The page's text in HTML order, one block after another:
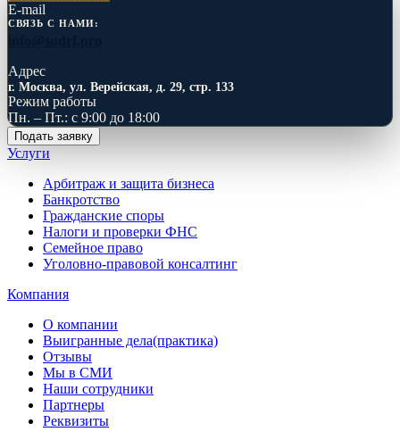
E-mail
СВЯЗЬ С НАМИ:
Адрес
г. Москва, ул. Верейская, д. 29, стр. 133
Режим работы
Пн. – Пт.: с 9:00 до 18:00
Подать заявку
Услуги
Арбитраж и защита бизнеса
Банкротство
Гражданские споры
Налоги и проверки ФНС
Семейное право
Уголовно-правовой консалтинг
Компания
О компании
Выигранные дела(практика)
Отзывы
Мы в СМИ
Наши сотрудники
Партнеры
Реквизиты